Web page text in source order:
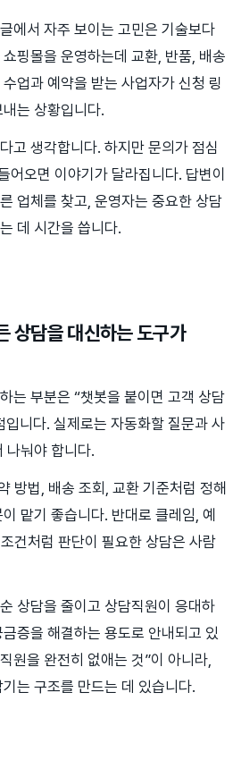
에서 자주 보이는 고민은 기술보다
핑몰을 운영하는데 교환, 반품, 배송
업과 예약을 받는 사업자가 신청 링
는 상황입니다.
고 생각합니다. 하지만 문의가 점심
어오면 이야기가 달라집니다. 답변이
업체를 찾고, 운영자는 중요한 상담
데 시간을 씁니다.
상담을 대신하는 도구가
는 부분은 “챗봇을 붙이면 고객 상담
입니다. 실제로는 자동화할 질문과 사
나눠야 합니다.
방법, 배송 조회, 교환 기준처럼 정해
맡기 좋습니다. 반대로 클레임, 예
건처럼 판단이 필요한 상담은 사람
상담을 줄이고 상담직원이 응대하
증을 해결하는 용도로 안내되고 있
원을 완전히 없애는 것”이 아니라,
는 구조를 만드는 데 있습니다.